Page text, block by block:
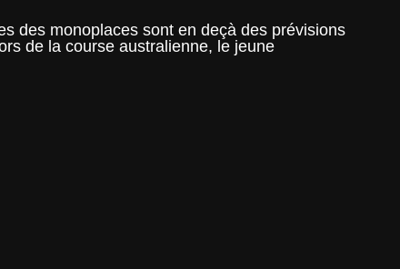
des monoplaces sont en deçà des prévisions
de la course australienne, le jeune